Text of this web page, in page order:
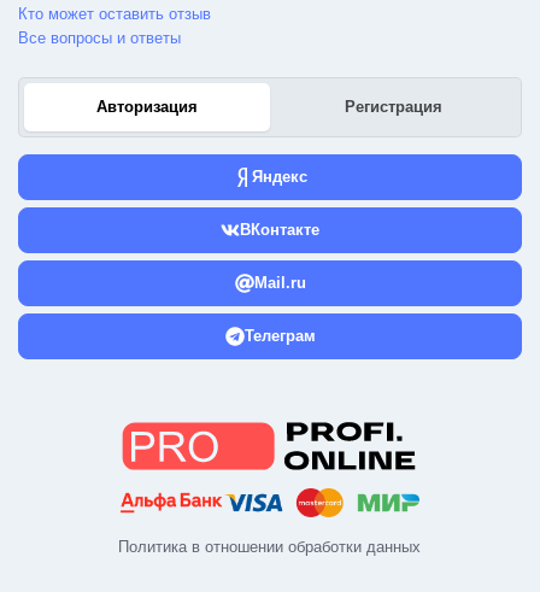
Политика в отношении обработки данных
Кто может оставить отзыв
Все вопросы и ответы
Авторизация Регистрация
Яндекс
ВКонтакте
Mail.ru
Телеграм